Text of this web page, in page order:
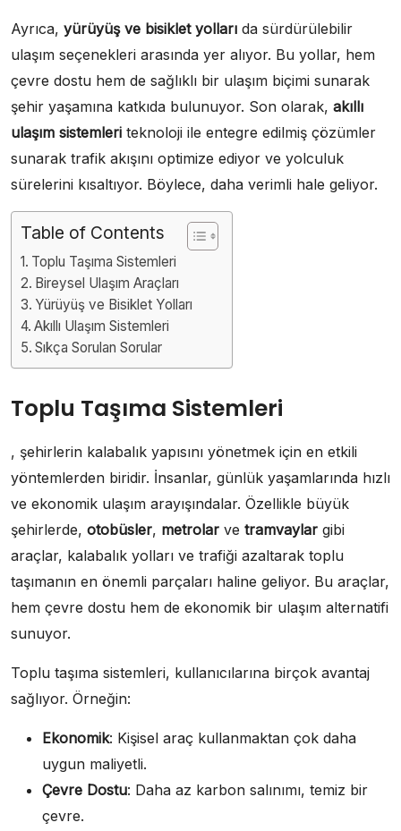
Ayrıca, yürüyüş ve bisiklet yolları da sürdürülebilir
ulaşım seçenekleri arasında yer alıyor. Bu yollar, hem
çevre dostu hem de sağlıklı bir ulaşım biçimi sunarak
şehir yaşamına katkıda bulunuyor. Son olarak, akıllı
ulaşım sistemleri teknoloji ile entegre edilmiş çözümler
sunarak trafik akışını optimize ediyor ve yolculuk
sürelerini kısaltıyor. Böylece, daha verimli hale geliyor.
Table of Contents
Toplu Taşıma Sistemleri
Bireysel Ulaşım Araçları
Yürüyüş ve Bisiklet Yolları
Akıllı Ulaşım Sistemleri
Sıkça Sorulan Sorular
Toplu Taşıma Sistemleri
, şehirlerin kalabalık yapısını yönetmek için en etkili
yöntemlerden biridir. İnsanlar, günlük yaşamlarında hızlı
ve ekonomik ulaşım arayışındalar. Özellikle büyük
şehirlerde, otobüsler, metrolar ve tramvaylar gibi
araçlar, kalabalık yolları ve trafiği azaltarak toplu
taşımanın en önemli parçaları haline geliyor. Bu araçlar,
hem çevre dostu hem de ekonomik bir ulaşım alternatifi
sunuyor.
Toplu taşıma sistemleri, kullanıcılarına birçok avantaj
sağlıyor. Örneğin:
Ekonomik: Kişisel araç kullanmaktan çok daha
uygun maliyetli.
Çevre Dostu: Daha az karbon salınımı, temiz bir
çevre.